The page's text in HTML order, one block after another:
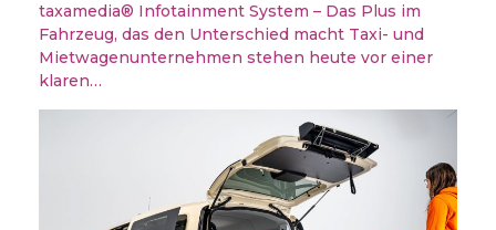
taxamedia® Infotainment System – Das Plus im
Fahrzeug, das den Unterschied macht Taxi- und
Mietwagenunternehmen stehen heute vor einer
klaren…